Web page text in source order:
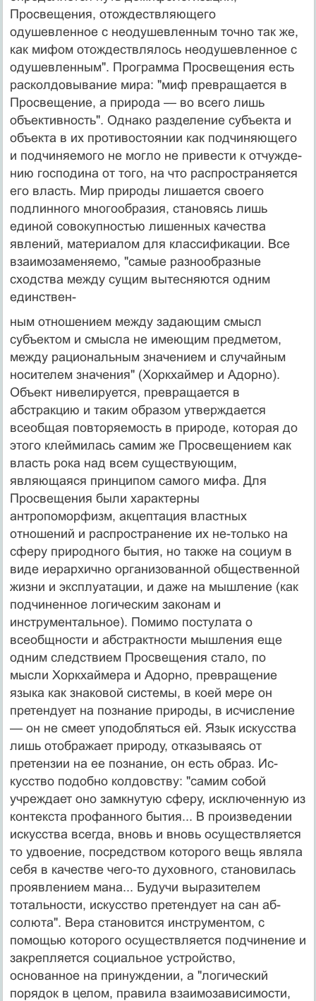
Просвещения, отождествляющего
одушевленное с неодушевленным точно так же,
как ми­фом отождествлялось неодушевленное с
одушевлен­ным". Программа Просвещения есть
расколдовывание мира: "миф превращается в
Просвещение, а природа — во всего лишь
объективность". Однако разделение субъекта и
объекта в их противостоянии как подчиняю­щего
и подчиняемого не могло не привести к отчужде­
нию господина от того, на что распространяется
его власть. Мир природы лишается своего
подлинного мно­гообразия, становясь лишь
единой совокупностью ли­шенных качества
явлений, материалом для классифика­ции. Все
взаимозаменяемо, "самые разнообразные
сходства между сущим вытесняются одним
единствен-
ным отношением между задающим смысл
субъектом и смысла не имеющим предметом,
между рациональным значением и случайным
носителем значения" (Хоркхаймер и Адорно).
Объект нивелируется, превращается в
абстракцию и таким образом утверждается
всеобщая повторяемость в природе, которая до
этого клеймилась самим же Просвещением как
власть рока над всем су­ществующим,
являющаяся принципом самого мифа. Для
Просвещения были характерны
антропоморфизм, акцептация властных
отношений и распространение их не-только на
сферу природного бытия, но также на со­циум в
виде иерархично организованной общественной
жизни и эксплуатации, и даже на мышление (как
подчи­ненное логическим законам и
инструментальное). По­мимо постулата о
всеобщности и абстрактности мыш­ления еще
одним следствием Просвещения стало, по
мысли Хоркхаймера и Адорно, превращение
языка как знаковой системы, в коей мере он
претендует на позна­ние природы, в исчисление
— он не смеет уподоблять­ся ей. Язык искусства
лишь отображает природу, отка­зываясь от
претензии на ее познание, он есть образ. Ис­
кусство подобно колдовству: "самим собой
учреждает оно замкнутую сферу, исключенную из
контекста профанного бытия... В произведении
искусства всегда, вновь и вновь осуществляется
то удвоение, посредст­вом которого вещь являла
себя в качестве чего-то ду­ховного, становилась
проявлением мана... Будучи выра­зителем
тотальности, искусство претендует на сан аб­
солюта". Вера становится инструментом, с
помощью которого осуществляется подчинение и
закрепляется социальное устройство,
основанное на принуждении, а "логический
порядок в целом, правила взаимозависи­мости,